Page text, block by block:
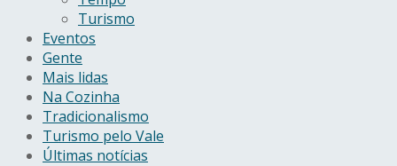
Turismo
Eventos
Gente
Mais lidas
Na Cozinha
Tradicionalismo
Turismo pelo Vale
Últimas notícias